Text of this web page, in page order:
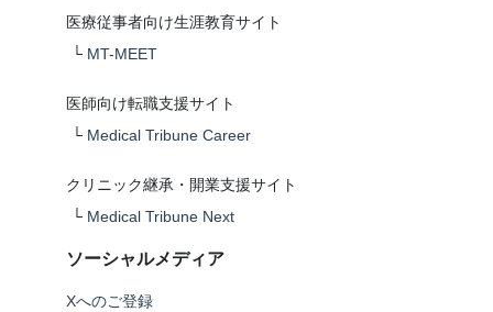
医療従事者向け生涯教育サイト
└ MT-MEET
医師向け転職支援サイト
└ Medical Tribune Career
クリニック継承・開業支援サイト
└ Medical Tribune Next
ソーシャルメディア
Xへのご登録